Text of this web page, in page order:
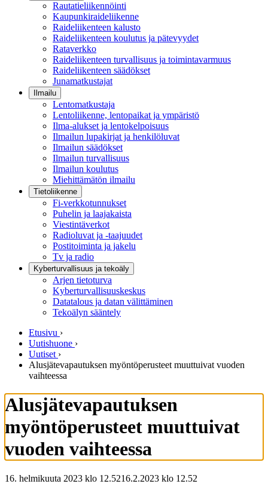
Rautatieliikennöinti
Kaupunkiraideliikenne
Raideliikenteen kalusto
Raideliikenteen koulutus ja pätevyydet
Rataverkko
Raideliikenteen turvallisuus ja toimintavarmuus
Raideliikenteen säädökset
Junamatkustajat
Ilmailu
Lentomatkustaja
Lentoliikenne, lentopaikat ja ympäristö
Ilma-alukset ja lentokelpoisuus
Ilmailun lupakirjat ja henkilöluvat
Ilmailun säädökset
Ilmailun turvallisuus
Ilmailun koulutus
Miehittämätön ilmailu
Tietoliikenne
Fi-verkkotunnukset
Puhelin ja laajakaista
Viestintäverkot
Radioluvat ja -taajuudet
Postitoiminta ja jakelu
Tv ja radio
Kyberturvallisuus ja tekoäly
Arjen tietoturva
Kyberturvallisuuskeskus
Datatalous ja datan välittäminen
Tekoälyn sääntely
Etusivu ›
Uutishuone ›
Uutiset ›
Alusjätevapautuksen myöntöperusteet muuttuivat vuoden
vaihteessa
Alusjätevapautuksen
myöntöperusteet muuttuivat
vuoden vaihteessa
16. helmikuuta 2023 klo 12.5216.2.2023 klo 12.52